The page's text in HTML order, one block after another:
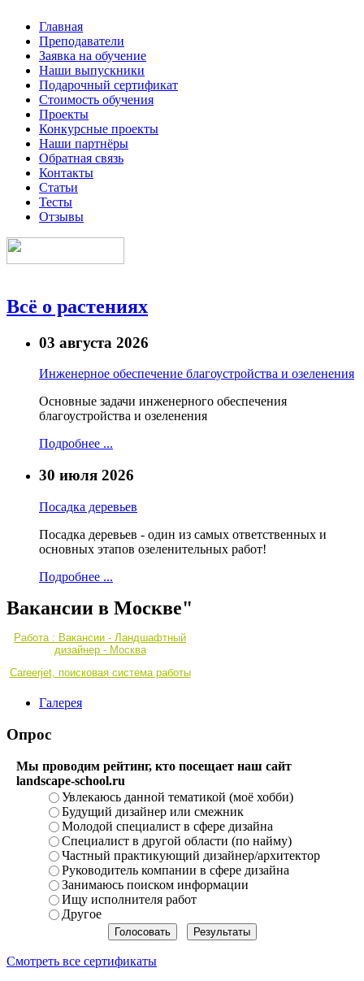
Главная
Преподаватели
Заявка на обучение
Наши выпускники
Подарочный сертификат
Стоимость обучения
Проекты
Конкурсные проекты
Наши партнёры
Обратная связь
Контакты
Статьи
Тесты
Отзывы
Всё о растениях
03 августа 2026
Инженерное обеспечение благоустройства и озеленения
Основные задачи инженерного обеспечения
благоустройства и озеленения
Подробнее ...
30 июля 2026
Посадка деревьев
Посадка деревьев - один из самых ответственных и
основных этапов озеленительных работ!
Подробнее ...
Вакансии в Москве"
Работа : Вакансии - Ландшафтный
дизайнер - Москва
Careerjet, поисковая система работы
Галерея
Опрос
Мы проводим рейтинг, кто посещает наш сайт
landscape-school.ru
Увлекаюсь данной тематикой (моё хобби)
Будущий дизайнер или смежник
Молодой специалист в сфере дизайна
Специалист в другой области (по найму)
Частный практикующий дизайнер/архитектор
Руководитель компании в сфере дизайна
Занимаюсь поиском информации
Ищу исполнителя работ
Другое
Смотреть все сертификаты